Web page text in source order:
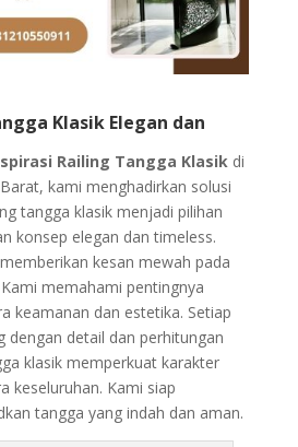
Klasik Elegan dan
Railing Tangga Klasikdi
kami menghadirkan solusi
tangga klasik menjadi pilihan
konsep elegan dan timeless.
kesan mewah pada
memahami pentingnya
keamanan dan estetika. Setiap
dengan detail dan perhitungan
klasik memperkuat karakter
keseluruhan. Kami siap
tangga yang indah dan aman.